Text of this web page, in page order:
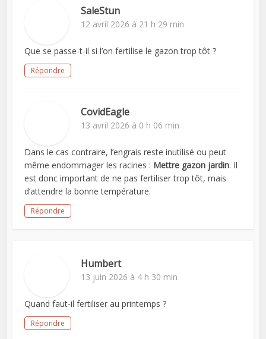
SaleStun
12 avril 2026 à 21 h 29 min
Que se passe-t-il si l’on fertilise le gazon trop tôt ?
Répondre
CovidEagle
13 avril 2026 à 0 h 06 min
Dans le cas contraire, l’engrais reste inutilisé ou peut
même endommager les racines : Mettre gazon jardin. Il
est donc important de ne pas fertiliser trop tôt, mais
d’attendre la bonne température.
Répondre
Humbert
13 juin 2026 à 4 h 30 min
Quand faut-il fertiliser au printemps ?
Répondre